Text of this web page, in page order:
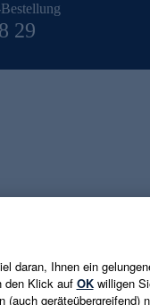
29
Adresse eingeben